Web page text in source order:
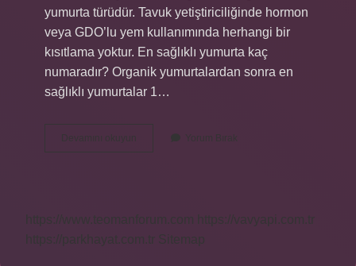
yumurta türüdür. Tavuk yetiştiriciliğinde hormon
veya GDO’lu yem kullanımında herhangi bir
kısıtlama yoktur. En sağlıklı yumurta kaç
numaradır? Organik yumurtalardan sonra en
sağlıklı yumurtalar 1…
Devamını okuyun
Tavuk
Yorum Bırak
https://www.teomanforum.com
https://vavyapi.com.tr
https://parkhayat.com.tr
Sitemap